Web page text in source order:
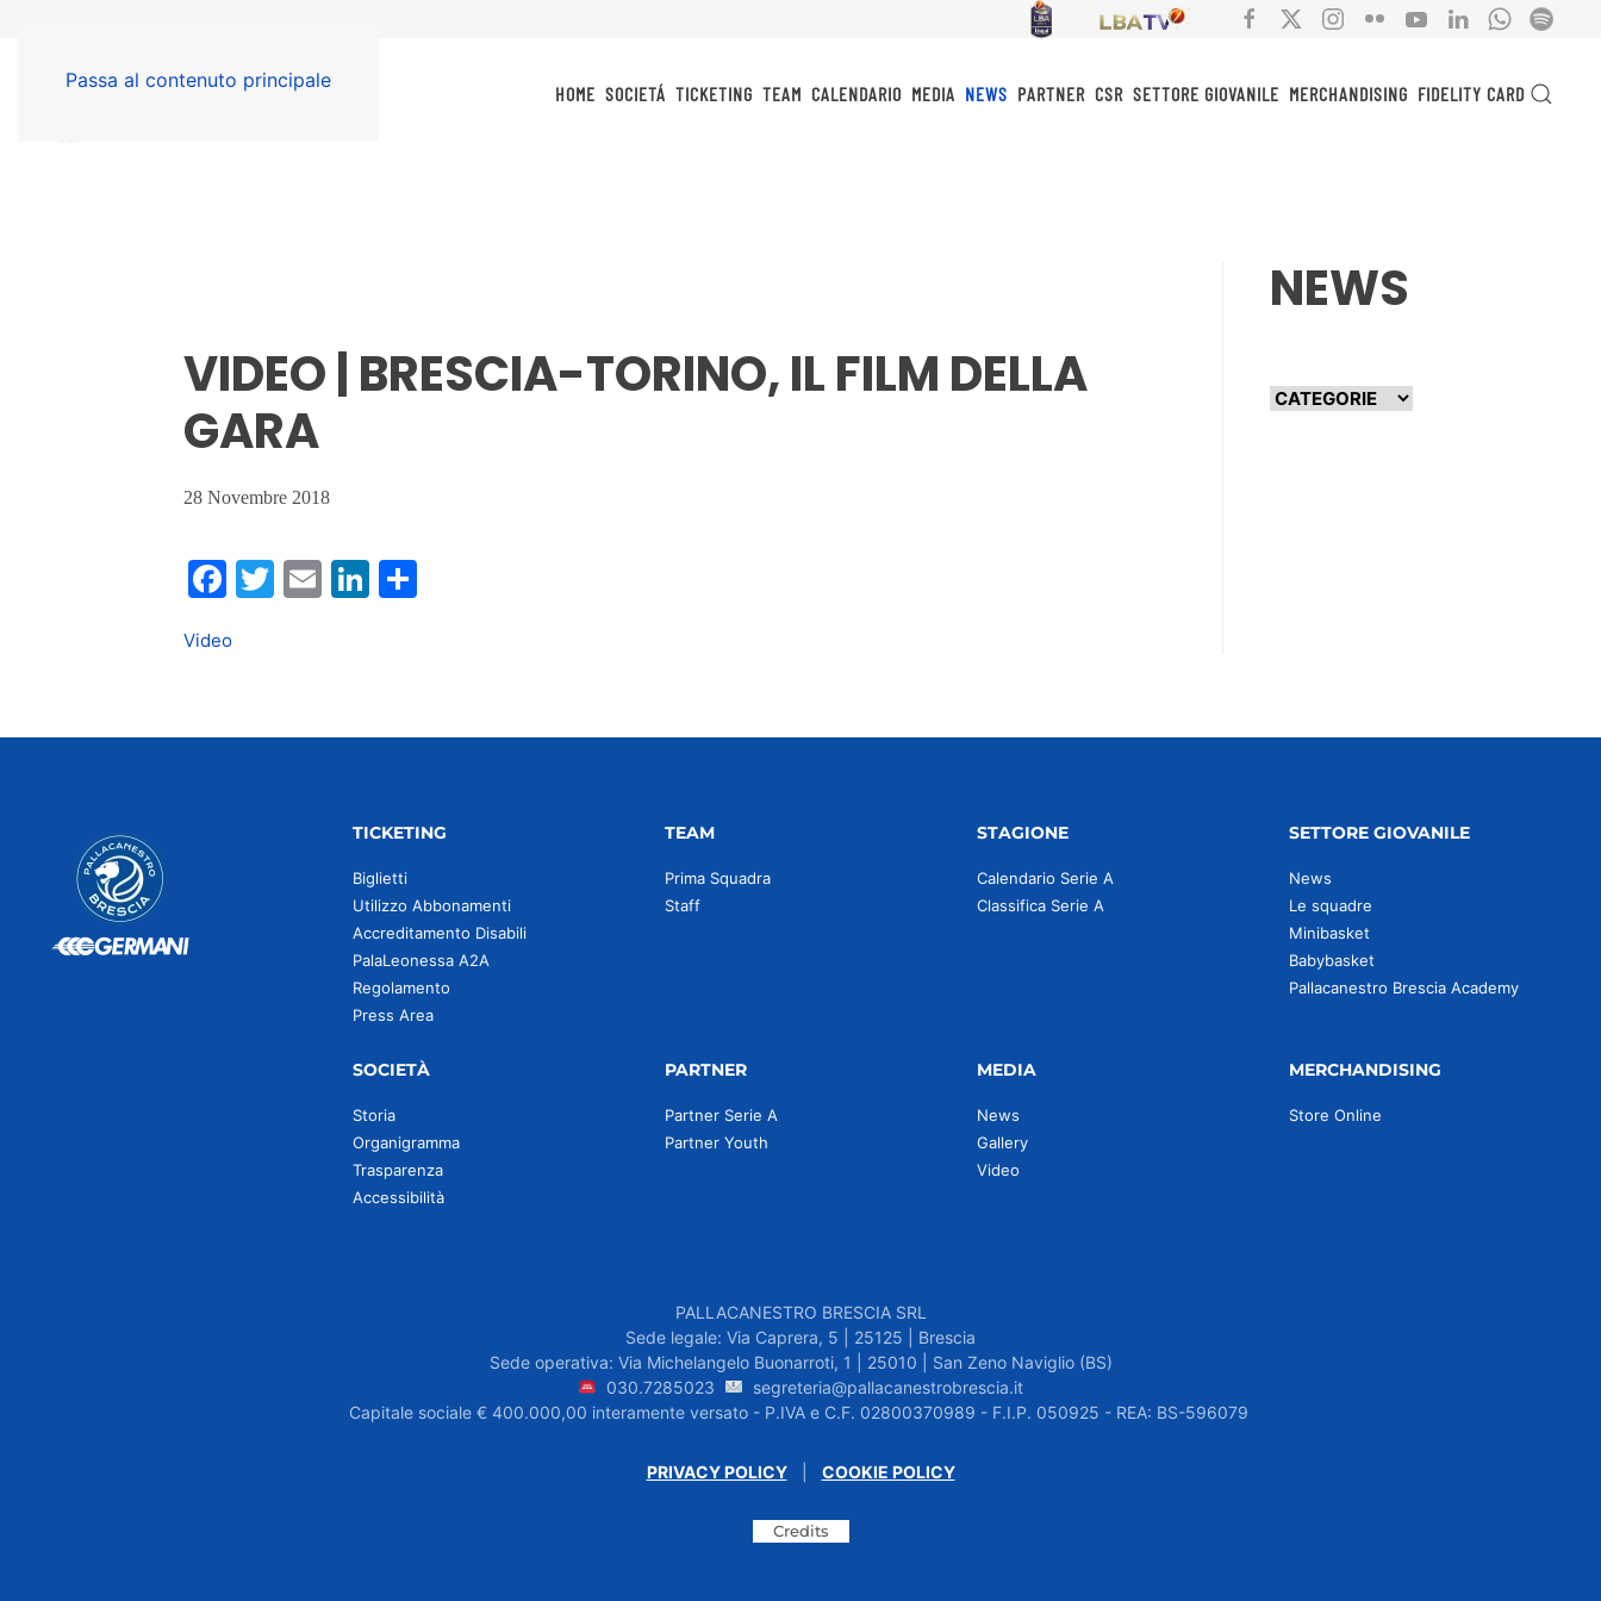
Passa al contenuto principale
HOME SOCIETÁ TICKETING TEAM CALENDARIO MEDIA NEWS PARTNER CSR SETTORE GIOVANILE MERCHANDISING FIDELITY CARD
VIDEO | BRESCIA-TORINO, IL FILM DELLA
GARA
28 Novembre 2018
Facebook
Twitter
EmailLinkedIn
Video
NEWS
TICKETING
Biglietti
Utilizzo Abbonamenti
Accreditamento Disabili
PalaLeonessa A2A
Regolamento
Press Area
TEAM
Prima Squadra
Staff
STAGIONE
Calendario Serie A
Classifica Serie A
SETTORE GIOVANILE
News
Le squadre
Minibasket
Babybasket
Pallacanestro Brescia Academy
SOCIETÀ
Storia
Organigramma
Trasparenza
Accessibilità
PARTNER
Partner Serie A
Partner Youth
MEDIA
News
Gallery
Video
MERCHANDISING
Store Online
PALLACANESTRO BRESCIA SRL
Sede legale: Via Caprera, 5 | 25125 | Brescia
Sede operativa: Via Michelangelo Buonarroti, 1 | 25010 | San Zeno Naviglio (BS)
030.7285023
segreteria@pallacanestrobrescia.it
Capitale sociale € 400.000,00 interamente versato - P.IVA e C.F. 02800370989 - F.I.P. 050925 - REA: BS-596079
PRIVACY POLICY| COOKIE POLICY
Credits